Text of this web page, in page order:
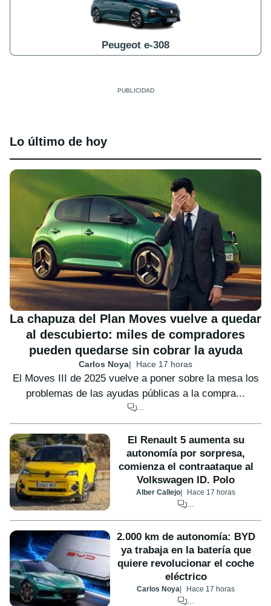
Peugeot e-308
Lo último de hoy
La chapuza del Plan Moves vuelve a quedar
al descubierto: miles de compradores
pueden quedarse sin cobrar la ayuda
Carlos Noya Hace 17 horas
El Moves III de 2025 vuelve a poner sobre la mesa los
problemas de las ayudas públicas a la compra...
...
El Renault 5 aumenta su
autonomía por sorpresa,
comienza el contraataque al
Volkswagen ID. Polo
Alber Callejo Hace 17 horas
...
2.000 km de autonomía: BYD
ya trabaja en la batería que
quiere revolucionar el coche
eléctrico
Carlos Noya Hace 17 horas
...